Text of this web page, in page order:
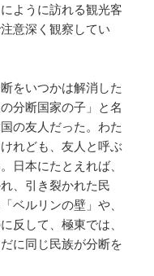
ように訪れる観光客
意深く観察してい
をいつかは解消した
分断国家の子」と名
の友人だった。わた
れども、友人と呼ぶ
日本にたとえれば、
、引き裂かれた民
ベルリンの壁」や、
反して、極東では、
に同じ民族が分断を